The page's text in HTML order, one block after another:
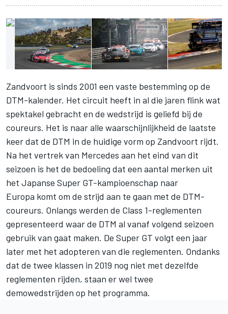
Zandvoort is sinds 2001 een vaste bestemming op de
DTM-kalender. Het circuit heeft in al die jaren flink wat
spektakel gebracht en de wedstrijd is geliefd bij de
coureurs. Het is naar alle waarschijnlijkheid de laatste
keer dat de DTM in de huidige vorm op Zandvoort rijdt.
Na het vertrek van Mercedes aan het eind van dit
seizoen is het de bedoeling dat een aantal merken uit
het Japanse Super GT-kampioenschap naar
Europa komt om de strijd aan te gaan met de DTM-
coureurs. Onlangs werden de Class 1-reglementen
gepresenteerd waar de DTM al vanaf volgend seizoen
gebruik van gaat maken. De Super GT volgt een jaar
later met het adopteren van die reglementen. Ondanks
dat de twee klassen in 2019 nog niet met dezelfde
reglementen rijden, staan er wel twee
demowedstrijden op het programma.